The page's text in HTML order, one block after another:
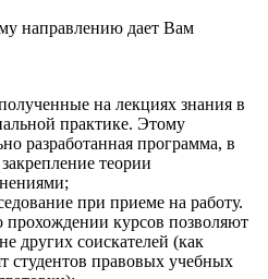
направлению дает Вам
на лекциях знания в
практике. Этому
разработанная программа, в
теории
при приеме на работу.
курсов позволяют
других соискателей (как
студентов правовых учебных